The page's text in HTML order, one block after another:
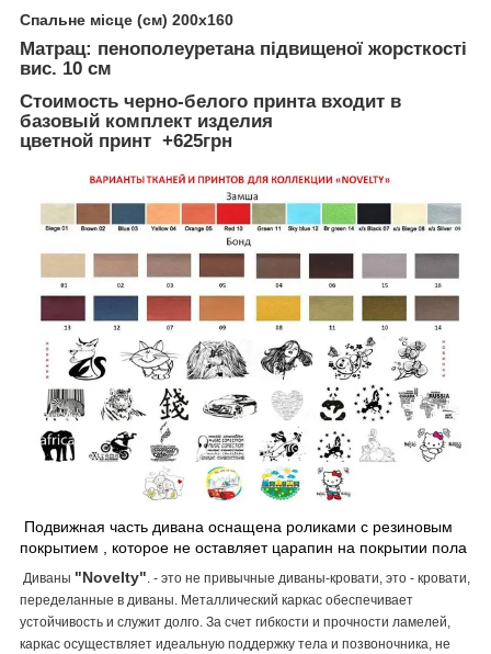
Спальне місце (см) 200х160
Матрац: пенополеуретана підвищеної жорсткості
вис. 10 см
Стоимость черно-белого принта входит в
базовый комплект изделия
цветной принт +625грн
Подвижная часть дивана оснащена роликами с резиновым
покрытием , которое не оставляет царапин на покрытии пола
Диваны "Novelty". - это не привычные диваны-кровати, это - кровати,
переделанные в диваны. Металлический каркас обеспечивает
устойчивость и служит долго. За счет гибкости и прочности ламелей,
каркас осуществляет идеальную поддержку тела и позвоночника, не